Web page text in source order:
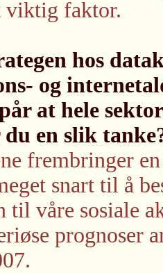
viktig faktor.
hos
og
at hele
en slik
frembringer
snart til å
våre sosiale
prognoser